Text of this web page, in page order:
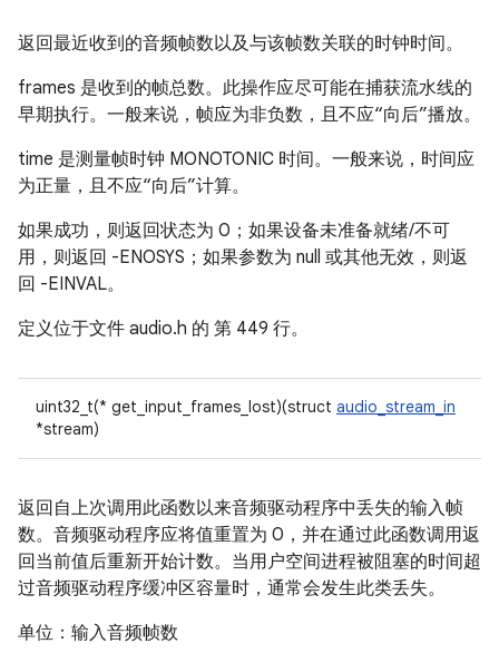
返回最近收到的音频帧数以及与该帧数关联的时钟时间。
frames 是收到的帧总数。此操作应尽可能在捕获流水线的
早期执行。一般来说，帧应为非负数，且不应“向后”播放。
time 是测量帧时钟 MONOTONIC 时间。一般来说，时间应
为正量，且不应“向后”计算。
如果成功，则返回状态为 0；如果设备未准备就绪/不可
用，则返回 -ENOSYS；如果参数为 null 或其他无效，则返
回 -EINVAL。
定义位于文件 audio.h 的 第 449 行。
uint32_t(* get_input_frames_lost)(struct audio_stream_in
*stream)
返回自上次调用此函数以来音频驱动程序中丢失的输入帧
数。音频驱动程序应将值重置为 0，并在通过此函数调用返
回当前值后重新开始计数。当用户空间进程被阻塞的时间超
过音频驱动程序缓冲区容量时，通常会发生此类丢失。
单位：输入音频帧数